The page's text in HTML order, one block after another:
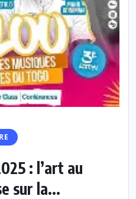
: l’art au
sur la...